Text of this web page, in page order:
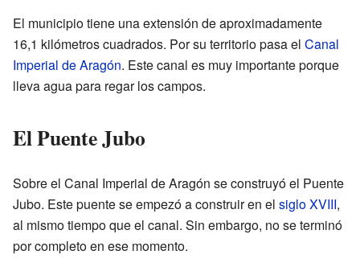
El municipio tiene una extensión de aproximadamente
16,1 kilómetros cuadrados. Por su territorio pasa el Canal
Imperial de Aragón. Este canal es muy importante porque
lleva agua para regar los campos.
El Puente Jubo
Sobre el Canal Imperial de Aragón se construyó el Puente
Jubo. Este puente se empezó a construir en el siglo XVIII,
al mismo tiempo que el canal. Sin embargo, no se terminó
por completo en ese momento.